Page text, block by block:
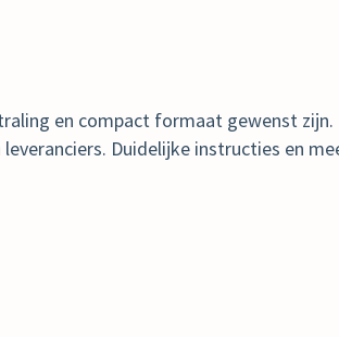
en compact formaat gewenst zijn.
Duidelijke instructies en